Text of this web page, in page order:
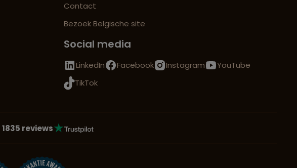
Contact
Bezoek Belgische site
Social media
LinkedIn Facebook Instagram
YouTube
TikTok
1835 reviews